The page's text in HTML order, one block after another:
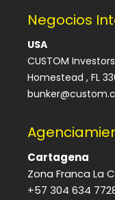
Negocios
USA
CUSTOM
Homestead , FL
Cartagena
Zona Franca La
+57 304 634